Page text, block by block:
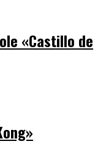
«Castillo de